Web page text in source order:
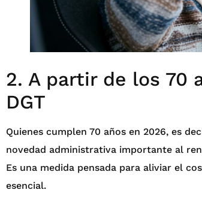
2. A partir de los 70
DGT
Quienes cumplen 70 años en 2026, es
novedad administrativa importante al
Es una medida pensada para aliviar el
esencial.